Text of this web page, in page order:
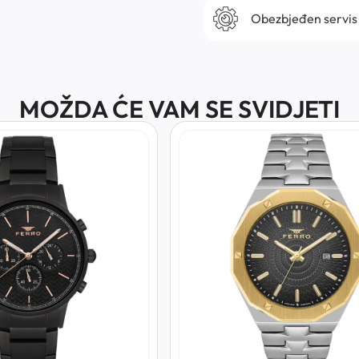
Obezbjeđen servis
MOŽDA ĆE VAM SE SVIDJETI